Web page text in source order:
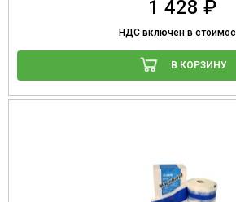
1 428 ₽
НДС включен в
В КОРЗИНУ